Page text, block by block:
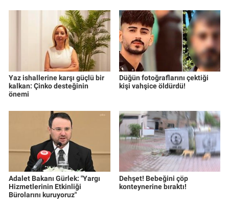
Yaz ishallerine karşı güçlü bir
kalkan: Çinko desteğinin
önemi
Düğün fotoğraflarını çektiği
kişi vahşice öldürdü!
Adalet Bakanı Gürlek: "Yargı
Hizmetlerinin Etkinliği
Bürolarını kuruyoruz"
Dehşet! Bebeğini çöp
konteynerine bıraktı!